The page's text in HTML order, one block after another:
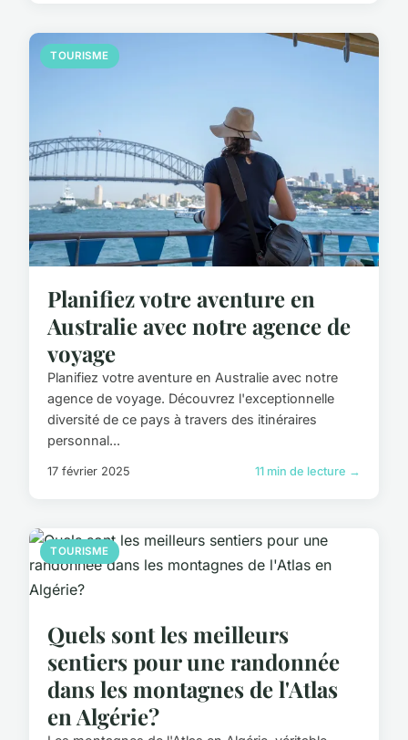
TOURISME
Planifiez votre aventure en
Australie avec notre agence de
voyage
Planifiez votre aventure en Australie avec notre
agence de voyage. Découvrez l'exceptionnelle
diversité de ce pays à travers des itinéraires
personnal...
17 février 2025 11 min de lecture →
TOURISME
Quels sont les meilleurs
sentiers pour une randonnée
dans les montagnes de l'Atlas
en Algérie?